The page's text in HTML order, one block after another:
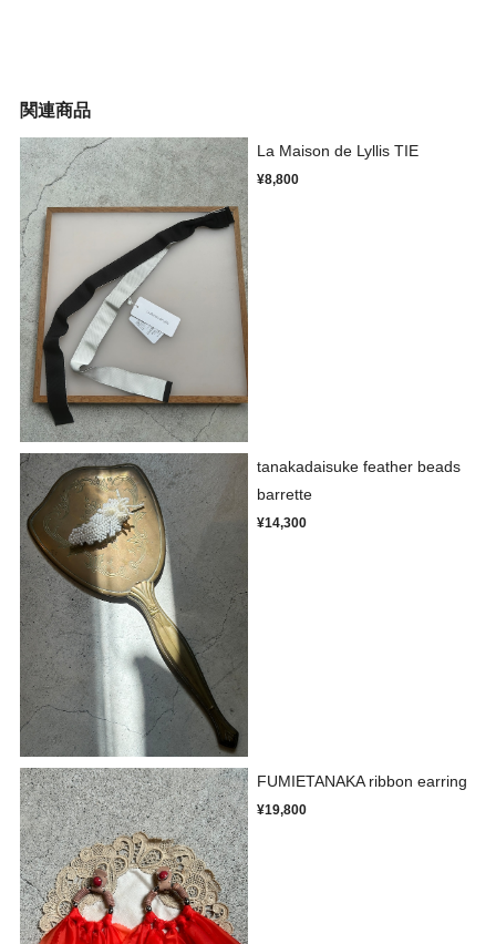
関連商品
La Maison de Lyllis TIE
¥8,800
tanakadaisuke feather beads
barrette
¥14,300
FUMIETANAKA ribbon earring
¥19,800